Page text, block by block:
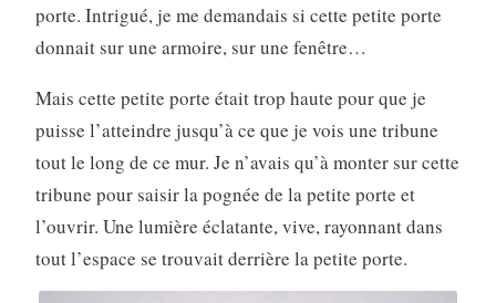
porte. Intrigué, je me demandais si cette petite porte
donnait sur une armoire, sur une fenêtre…
Mais cette petite porte était trop haute pour que je
puisse l’atteindre jusqu’à ce que je vois une tribune
tout le long de ce mur. Je n’avais qu’à monter sur cette
tribune pour saisir la pognée de la petite porte et
l’ouvrir. Une lumière éclatante, vive, rayonnant dans
tout l’espace se trouvait derrière la petite porte.